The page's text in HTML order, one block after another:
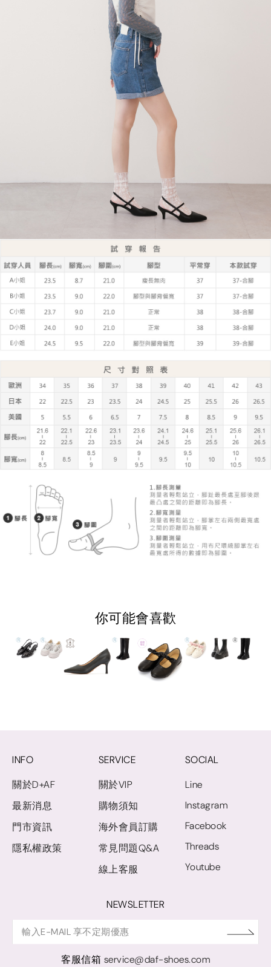
你可能會喜歡
INFO
關於D+AF
最新消息
門市資訊
隱私權政策
SERVICE
關於VIP
購物須知
海外會員訂購
常見問題Q&A
線上客服
SOCIAL
Line
Instagram
Facebook
Threads
Youtube
NEWSLETTER
客服信箱 service@daf-shoes.com